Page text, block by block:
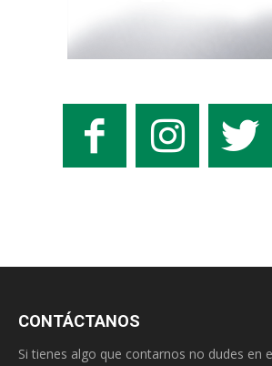
CONTÁCTANOS
Si tienes algo que contarnos no dudes en